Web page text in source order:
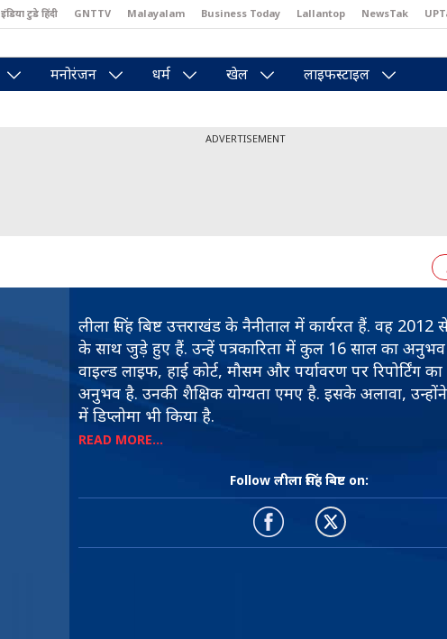
इंडिया टुडे हिंदी GNTTV Malayalam Business Today Lallantop NewsTak
मनोरंजन धर्म खेल लाइफस्टाइल
ADVERTISEMENT
लीला सिंह बिष्ट उत्तराखंड के नैनीताल में कार्यरत हैं. वह
के साथ जुड़े हुए हैं. उन्हें पत्रकारिता में कुल 16 साल का अनुभव
वाइल्ड लाइफ, हाई कोर्ट, मौसम और पर्यावरण पर रिपोर्टिंग
अनुभव है. उनकी शैक्षिक योग्यता एमए है. इसके अलावा,
में डिप्लोमा भी किया है.
READ MORE...
Follow लीला सिंह बिष्ट on: